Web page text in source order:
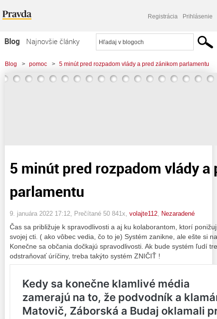
Registrácia Prihlásenie
Blog
Najnovšie články
Najčítanejšie články
Najkomentovanejšie články
Blog > pomoc > 5 minút pred rozpadom vlády a pred zánikom parlamentu
5 minút pred rozpadom vlády a
parlamentu
9. januára 2022 17:12 , Prečítané 50 841x, volajte112 Nezaradené
Čas sa približuje k spravodlivosti a aj ku kolaborantom, ktorí
svojej cti. ( ako vôbec vedia, čo to je) Systém zanikne, ale ešte si
Konečne sa občania dočkajú spravodlivosti. Ak bude systém ľudí
odstraňovať úríčiny, treba takýto systém ZNIČIŤ !